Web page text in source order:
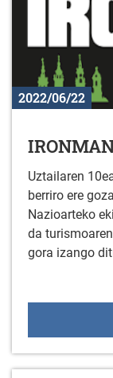
2022/06/22
Uztailaren
berriro ere
Nazioarteko
da
gora izango